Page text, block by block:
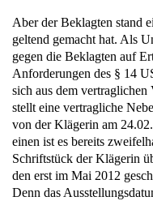
Aber der Beklagten stand
geltend gemacht hat. Als
gegen die Beklagten auf
Anforderungen des § 14
sich aus dem vertraglichen
stellt eine vertragliche
von der Klägerin am
einen ist es bereits
Schriftstück der Klägerin
den erst im Mai 2012
Denn das